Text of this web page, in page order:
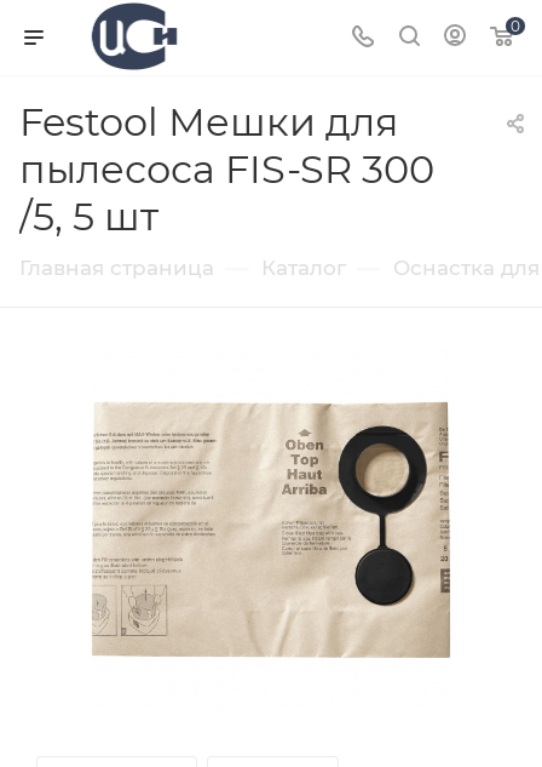
0
Festool Мешки для
пылесоса FIS-SR 300
/5, 5 шт
Главная страница Каталог Оснастка